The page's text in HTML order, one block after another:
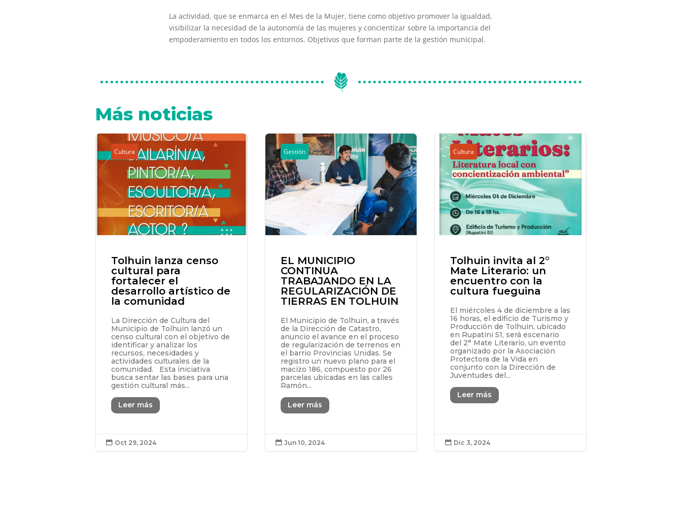
La actividad, que se enmarca en el Mes de la Mujer, tiene como objetivo promover la igualdad,
visibilizar la necesidad de la autonomía de las mujeres y concientizar sobre la importancia del
empoderamiento en todos los entornos. Objetivos que forman parte de la gestión municipal.
Más noticias
Cultura
Tolhuin lanza censo
cultural para
fortalecer el
desarrollo artístico de
la comunidad
La Dirección de Cultura del
Municipio de Tolhuin lanzó un
censo cultural con el objetivo de
identificar y analizar los
recursos, necesidades y
actividades culturales de la
comunidad. Esta iniciativa
busca sentar las bases para una
gestión cultural más...
Leer más
 Oct 29, 2024
Gestión
EL MUNICIPIO
CONTINUA
TRABAJANDO EN LA
REGULARIZACIÓN DE
TIERRAS EN TOLHUIN
El Municipio de Tolhuin, a través
de la Dirección de Catastro,
anuncio el avance en el proceso
de regularización de terrenos en
el barrio Provincias Unidas. Se
registro un nuevo plano para el
macizo 186, compuesto por 26
parcelas ubicadas en las calles
Ramón...
Leer más
 Jun 10, 2024
Cultura
Tolhuin invita al 2°
Mate Literario: un
encuentro con la
cultura fueguina
El miércoles 4 de diciembre a las
16 horas, el edificio de Turismo y
Producción de Tolhuin, ubicado
en Rupatini 51, será escenario
del 2° Mate Literario, un evento
organizado por la Asociación
Protectora de la Vida en
conjunto con la Dirección de
Juventudes del...
Leer más
 Dic 3, 2024